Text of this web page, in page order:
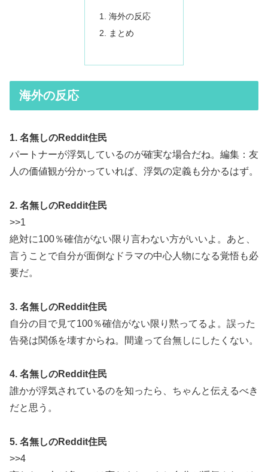
海外の反応
まとめ
海外の反応
1. 名無しのReddit住民
パートナーが浮気しているのが確実な場合だね。編集：友
人の価値観が分かっていれば、浮気の定義も分かるはず。
2. 名無しのReddit住民
>>1
絶対に100％確信がない限り言わない方がいいよ。あと、
言うことで自分が面倒なドラマの中心人物になる覚悟も必
要だ。
3. 名無しのReddit住民
自分の目で見て100％確信がない限り黙ってるよ。誤った
告発は関係を壊すからね。間違って台無しにしたくない。
4. 名無しのReddit住民
誰かが浮気されているのを知ったら、ちゃんと伝えるべき
だと思う。
5. 名無しのReddit住民
>>4